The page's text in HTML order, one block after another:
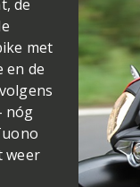
de
met
en de
nóg
weer